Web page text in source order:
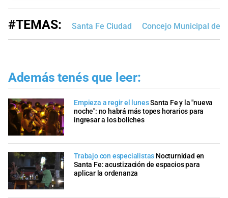
#TEMAS: Santa Fe Ciudad Concejo Municipal de
Además tenés que leer:
Empieza a regir el lunesSanta Fe y la "nueva
noche": no habrá más topes horarios para
ingresar a los boliches
Trabajo con especialistas Nocturnidad en
Santa Fe: acustización de espacios para
aplicar la ordenanza